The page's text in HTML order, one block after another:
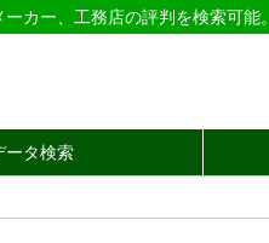
カー、工務店の評判を検索可能。
ータ検索